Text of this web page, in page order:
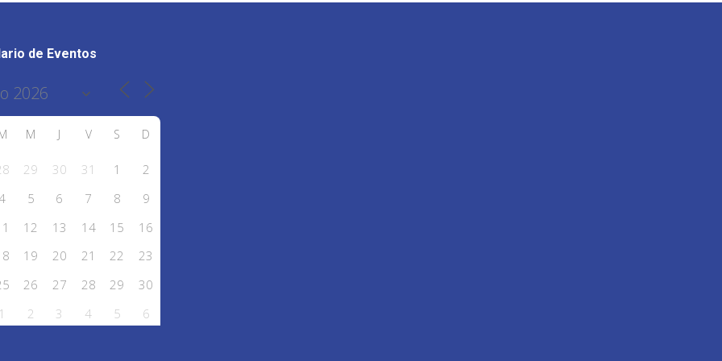
de Eventos
M J V S D
29 30 31 1
2
5 6 7 8
9
12 13 14 15
16
19 20 21 22
23
26 27 28 29
30
1 2 3 4 5 6